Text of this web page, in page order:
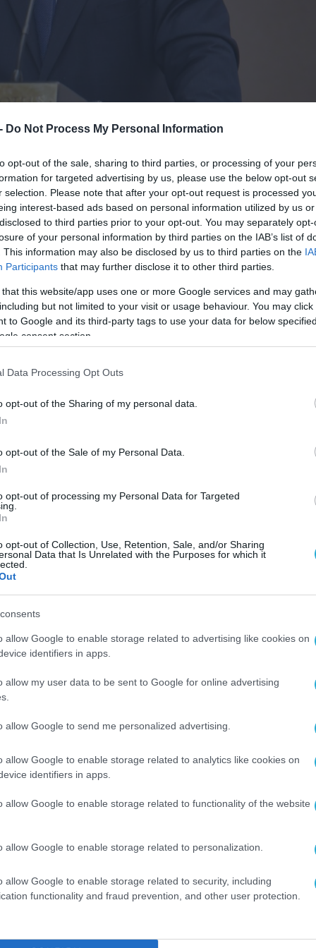
Do Not Process My Personal Information
opt-out of the sale, sharing to third parties, or processing of your
for targeted advertising by us, please use the below opt-out
selection. Please note that after your opt-out request is processed
interest-based ads based on personal information utilized by us
to third parties prior to your opt-out. You may separately
of your personal information by third parties on the IAB’s list of
This information may also be disclosed by us to third parties on the
Participants that may further disclose it to other third parties.
that this website/app uses one or more Google services and may
but not limited to your visit or usage behaviour. You may
to Google and its third-party tags to use your data for below
consent section.
Data Processing Opt Outs
opt-out of the Sharing of my personal data.
opt-out of the Sale of my Personal Data.
opt-out of processing my Personal Data for Targeted
opt-out of Collection, Use, Retention, Sale, and/or Sharing
Data that Is Unrelated with the Purposes for which it
allow Google to enable storage related to advertising like cookies on
identifiers in apps.
allow my user data to be sent to Google for online advertising
allow Google to send me personalized advertising.
allow Google to enable storage related to analytics like cookies on
identifiers in apps.
allow Google to enable storage related to functionality of the website
allow Google to enable storage related to personalization.
allow Google to enable storage related to security, including
functionality and fraud prevention, and other user protection.
της εβδομάδας, το σχέδιο της υπουργικής
με τον διοικητή της ΑΑΔΕ, Γιώργο
και τη διακίνηση αγαθών χωρίς
η ΑΑΔΕ. Μέσω του ψηφιακού δελτίου
να παρακολουθεί σε πραγματικό χρόνο
να επικεντρώνονται στη διακίνηση
τα περισσότερα κρούσματα
η έναρξη ισχύος των νέων κανόνων, το
διακίνησης, οι υποχρεώσεις και
και επιχειρήσεις κατά τη ψηφιακή
αγαθών.
και τα οικοδομικά υλικά όπου εντοπίζονται
μέσω της πλατφόρμας myDATA όλα τα
τον τρόπο αυτό θα ελέγχεται η διακίνηση
σε πραγματικό χρόνο τι διακινείται και πού
όπλα που ρίχνει στη μάχη κατά της
περιλαμβάνεται και το ψηφιακό
του έτους σε συνεργεία αυτοκινήτων,
διοργάνωσης εκδηλώσεων αλλά και
οι οποίοι στο παρελθόν τηρούσαν
φυσικοθεραπευτές – αισθητικοί,
οχημάτων, φροντιστήρια.
αρχές θα έχουν τη δυνατότητα να
φορολογικές δηλώσεις για να εντοπίζουν
είναι υποχρεωμένοι να τηρούν το ψηφιακό
και να συγκρίνεται με τα δηλωθέντα
πρόγραμμα που θα είναι ανοικτό κατά τη
και θα είναι διασυνδεδεμένο με το
να αλλοιωθούν τα δεδομένα.
των πελατών κάθε επαγγελματία και θα
υπηρεσιών που θα εκδίδεται και θα